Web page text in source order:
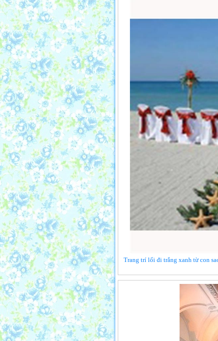
Trang trí lối đi trắng xanh từ con